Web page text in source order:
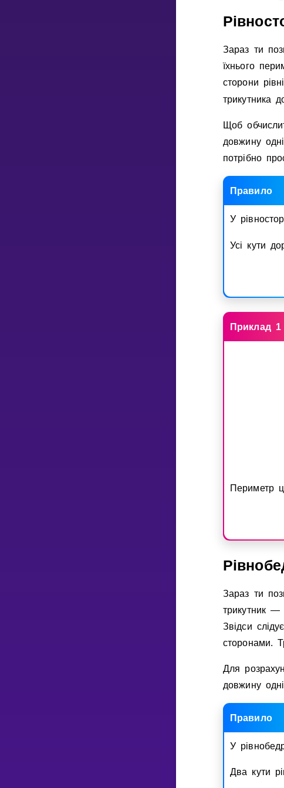
Зараз ти
їхнього
сторони
трикутника
Щоб
довжину
потрiбно
Правило
У
Усi кути
Приклад 1
Периметр
Зараз ти
трикутник —
Звiдси
сторонами.
Для
довжину
Правило
У
Два кути